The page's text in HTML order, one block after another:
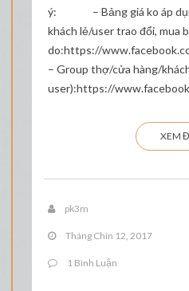
ý: – Bảng giá ko áp dụng
khách lẻ/user trao đổi, mua
do:https://
– Group thợ/cửa hàng/
user):https://
XEM
pk3m
Tháng Chín 12, 2017
1 Bình Luận